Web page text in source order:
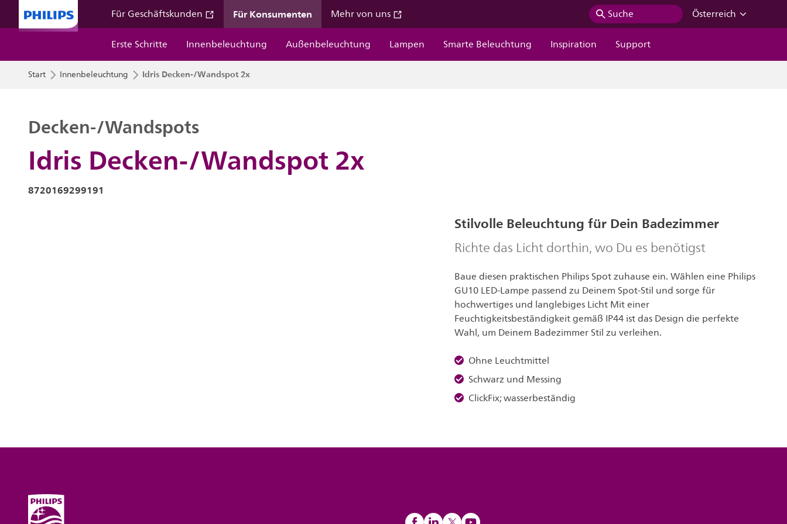
Für Geschäftskunden Für Konsumenten Mehr von uns Suche
Österreich
Erste Schritte
Innenbeleuchtung Außenbeleuchtung Lampen Smarte Beleuchtung Inspiration Support
Start Innenbeleuchtung Idris Decken-/Wandspot 2x
Idris Decken-/Wandspot 2x
Decken-/Wandspots
8720169299191
Stilvolle Beleuchtung für Dein Badezimmer
Richte das Licht dorthin, wo Du es benötigst
Baue diesen praktischen Philips Spot zuhause ein. Wählen eine Philips
GU10 LED-Lampe passend zu Deinem Spot-Stil und sorge für
hochwertiges und langlebiges Licht Mit einer
Feuchtigkeitsbeständigkeit gemäß IP44 ist das Design die perfekte
Wahl, um Deinem Badezimmer Stil zu verleihen.
Ohne Leuchtmittel
Schwarz und Messing
ClickFix; wasserbeständig